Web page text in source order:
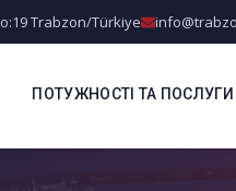
Trabzon/Türkiye
ПОТУЖНОСТІ ТА ПОСЛУГИ